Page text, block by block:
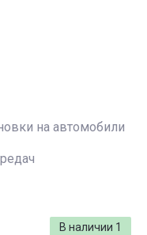
на автомобили
В наличии 1